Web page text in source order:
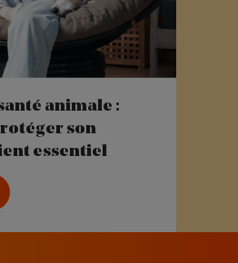
animale :
son
essentiel